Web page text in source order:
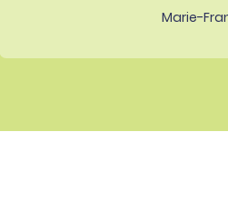
Marie-